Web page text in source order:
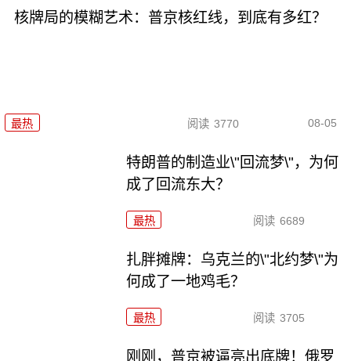
核牌局的模糊艺术：普京核红线，到底有多红？
最热 阅读 3770 08-05
特朗普的制造业\"回流梦\"，为何
成了回流东大？
最热 阅读 6689
扎胖摊牌：乌克兰的\"北约梦\"为
何成了一地鸡毛？
最热 阅读 3705
刚刚，普京被逼亮出底牌！俄罗